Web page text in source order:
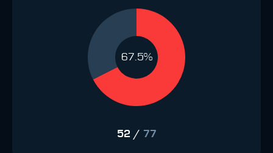
67.5%
52 / 77